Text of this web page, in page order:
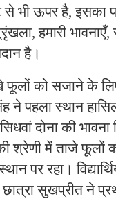
भी ऊपर है, इसका
हमारी
है।
फूलों को सजाने के
पहला स्थान
दोना की
श्रेणी में ताजे
पर रहा।
छात्रा सुखप्रीत ने